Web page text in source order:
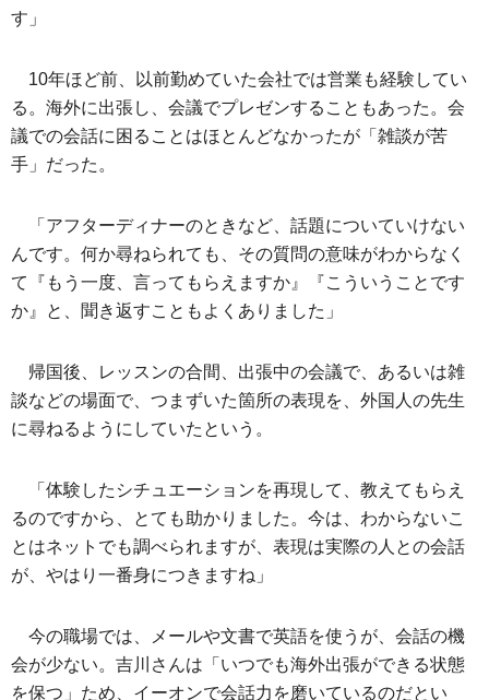
す」
10年ほど前、以前勤めていた会社では営業も経験してい
る。海外に出張し、会議でプレゼンすることもあった。会
議での会話に困ることはほとんどなかったが「雑談が苦
手」だった。
「アフターディナーのときなど、話題についていけない
んです。何か尋ねられても、その質問の意味がわからなく
て『もう一度、言ってもらえますか』『こういうことです
か』と、聞き返すこともよくありました」
帰国後、レッスンの合間、出張中の会議で、あるいは雑
談などの場面で、つまずいた箇所の表現を、外国人の先生
に尋ねるようにしていたという。
「体験したシチュエーションを再現して、教えてもらえ
るのですから、とても助かりました。今は、わからないこ
とはネットでも調べられますが、表現は実際の人との会話
が、やはり一番身につきますね」
今の職場では、メールや文書で英語を使うが、会話の機
会が少ない。吉川さんは「いつでも海外出張ができる状態
を保つ」ため、イーオンで会話力を磨いているのだとい